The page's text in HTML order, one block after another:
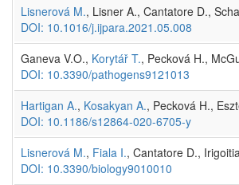
Lisnerová M., Lisner A., Cantatore D.,
DOI: 10.1016/j.ijpara.2021.05.008
Ganeva V.O., Korytář T., Pecková H.,
DOI: 10.3390/pathogens9121013
Hartigan A., Kosakyan A., Pecková H.,
DOI: 10.1186/s12864-020-6705-y
Lisnerová M., Fiala I., Cantatore D.,
DOI: 10.3390/biology9010010